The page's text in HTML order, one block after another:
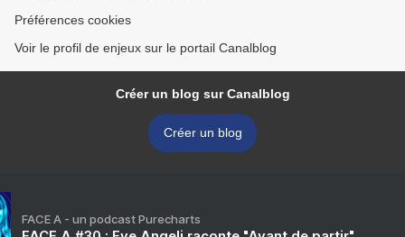
Préférences cookies
Voir le profil de enjeux sur le portail Canalblog
Créer un blog sur Canalblog
Créer un blog
FACE A - un podcast Purecharts